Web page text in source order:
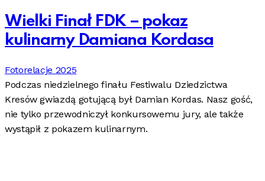
Wielki Finał FDK – pokaz
kulinarny Damiana Kordasa
Fotorelacje 2025
Podczas niedzielnego finału Festiwalu Dziedzictwa
Kresów gwiazdą gotującą był Damian Kordas. Nasz gość,
nie tylko przewodniczył konkursowemu jury, ale także
wystąpił z pokazem kulinarnym.